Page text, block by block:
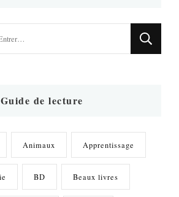
Guide de lecture
Animaux Apprentissage
BD Beaux livres